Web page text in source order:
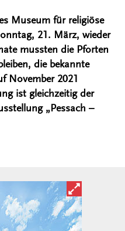
Museum für religiöse
21. März, wieder
mussten die Pforten
die bekannte
November 2021
ist gleichzeitig der
„Pessach –
Bild in